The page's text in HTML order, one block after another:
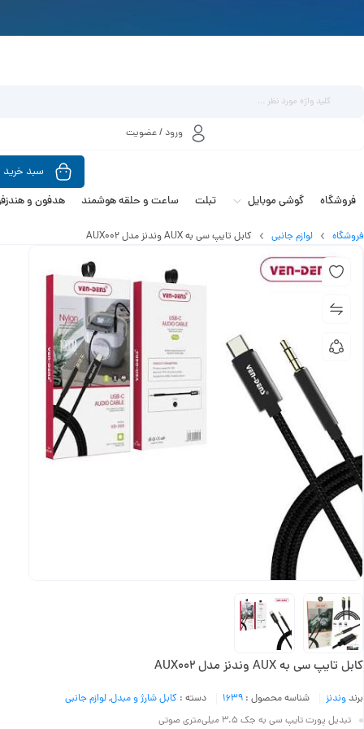
ورود / عضویت
سبد خرید
فروشگاه گوشی موبایل تبلت ساعت و حلقه هوشمند هدفون و
فروشگاه لوازم جانبی کابل تایپ سی به AUX وندنز مدل AUX002
کابل تایپ سی به AUX وندنز مدل AUX002
برندوندنز شناسه محصول : 1639 دسته : کابل شارژ و مبدل,لوازم جانبی
تبدیل پورت تایپ سی به جک 3.5 میلی‌متری صوتی